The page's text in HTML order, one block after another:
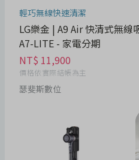
輕巧無線快速清潔
LG樂金 | A9 Air 快清式無線
A7-LITE - 家電分期
NT$ 11,900
價格依實際結帳為主
瑟斐斯數位